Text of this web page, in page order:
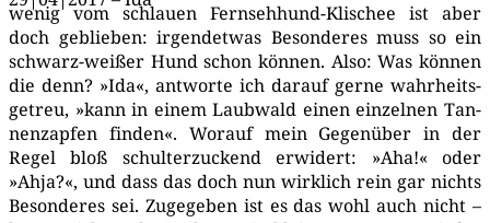
wenig vom schlau­en Fern­seh­hund-Kli­schee ist aber
doch geblie­ben: irgend­et­was Beson­de­res muss so ein
schwarz-wei­ßer Hund schon kön­nen. Also: Was kön­nen
die denn? »Ida«, ant­wor­te ich dar­auf ger­ne wahr­heits­
ge­treu, »kann in einem Laub­wald einen ein­zel­nen Tan­
nen­zap­fen fin­den«. Wor­auf mein Gegen­über in der
Regel bloß schul­ter­zu­ckend erwi­dert: »Aha!« oder
»Ahja?«, und dass das doch nun wirk­lich rein gar nichts
Beson­de­res sei. Zuge­ge­ben ist es das wohl auch nicht –